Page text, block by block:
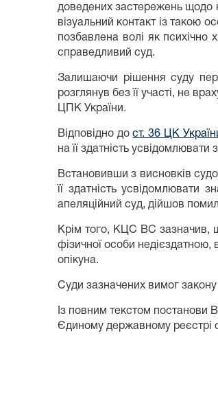
доведених застережень щодо
візуальний контакт із такою
позбавлена волі як психічно
справедливий суд.
Залишаючи рішення суду
розглянув без її участі, не
ЦПК України.
Відповідно дост. 36 ЦК
на її здатність
Встановивши з висновків
її здатність усвідомлювати
апеляційний суд, дійшов
Крім того, КЦС ВС зазначив,
фізичної особи недієздатною,
опікуна.
Суди зазначених вимог закону
Із повним текстом
Єдиному державному реєстрі